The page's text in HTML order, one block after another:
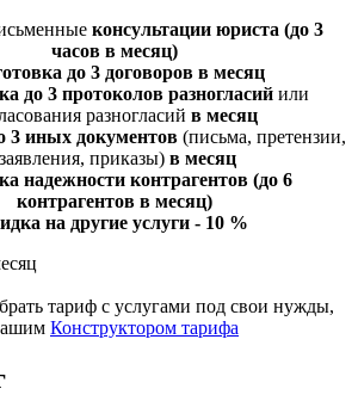
консультации юриста (до 3
часов в месяц)
до 3 договоров в месяц
до 3 протоколов разногласийили
разногласий в месяц
3 иных документов(письма, претензии,
заявления, приказы) в месяц
надежности контрагентов (до 6
контрагентов в месяц)
на другие услуги - 10 %
тариф с услугами под свои нужды,
Конструктором тарифа